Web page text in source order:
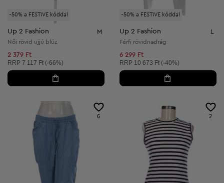
-50% a FESTIVE kóddal
Up 2 Fashion M
Női rövid ujjú blúz
2 379 Ft
Ajánlott ár:
RRP 7 117 Ft (-66%)
-50% a FESTIVE kóddal
Up 2 Fashion L
Férfi rövidnadrág
6 299 Ft
Ajánlott ár:
RRP 10 673 Ft (-40%)
6 2